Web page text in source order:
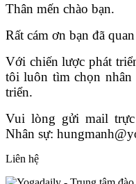
Thân mến chào bạn.
Rất cám ơn bạn đã
Với chiến lược phát
tôi luôn tìm chọn nhân
triển.
Vui lòng gửi mail
Nhân sự:
Liên hệ